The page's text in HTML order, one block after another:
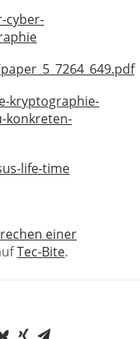
cyber-
kryptographie-
konkreten-
life-time
einer
Tec-Bite.